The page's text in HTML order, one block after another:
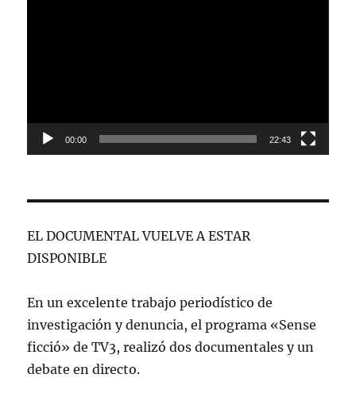
00:00 22:43
EL DOCUMENTAL VUELVE A ESTAR
DISPONIBLE
En un excelente trabajo periodístico de
investigación y denuncia, el programa «Sense
ficció» de TV3, realizó dos documentales y un
debate en directo.